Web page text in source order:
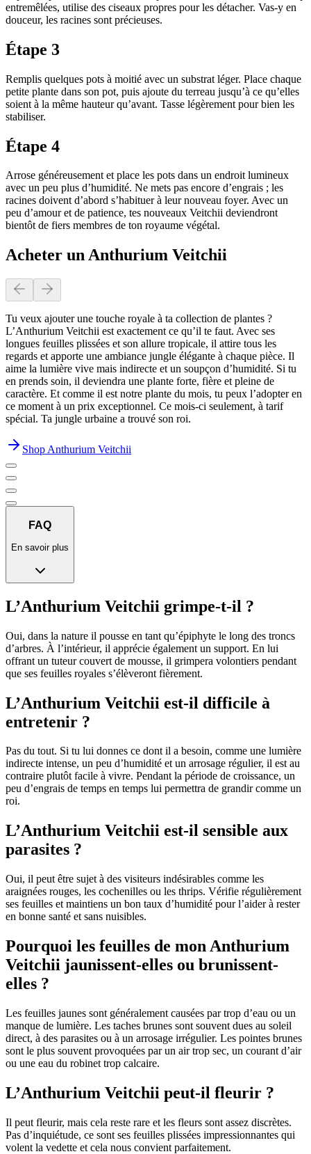
entremêlées, utilise des ciseaux propres pour les détacher. Vas-y en
douceur, les racines sont précieuses.
Étape 3
Remplis quelques pots à moitié avec un substrat léger. Place chaque
petite plante dans son pot, puis ajoute du terreau jusqu’à ce qu’elles
soient à la même hauteur qu’avant. Tasse légèrement pour bien les
stabiliser.
Étape 4
Arrose généreusement et place les pots dans un endroit lumineux
avec un peu plus d’humidité. Ne mets pas encore d’engrais ; les
racines doivent d’abord s’habituer à leur nouveau foyer. Avec un
peu d’amour et de patience, tes nouveaux Veitchii deviendront
bientôt de fiers membres de ton royaume végétal.
Acheter un Anthurium Veitchii
Tu veux ajouter une touche royale à ta collection de plantes ?
L’Anthurium Veitchii est exactement ce qu’il te faut. Avec ses
longues feuilles plissées et son allure tropicale, il attire tous les
regards et apporte une ambiance jungle élégante à chaque pièce. Il
aime la lumière vive mais indirecte et un soupçon d’humidité. Si tu
en prends soin, il deviendra une plante forte, fière et pleine de
caractère. Et comme il est notre plante du mois, tu peux l’adopter en
ce moment à un prix exceptionnel. Ce mois-ci seulement, à tarif
spécial. Ta jungle urbaine a trouvé son roi.
Shop Anthurium Veitchii
FAQ
En savoir plus
L’Anthurium Veitchii grimpe-t-il ?
Oui, dans la nature il pousse en tant qu’épiphyte le long des troncs
d’arbres. À l’intérieur, il apprécie également un support. En lui
offrant un tuteur couvert de mousse, il grimpera volontiers pendant
que ses feuilles royales s’élèveront fièrement.
L’Anthurium Veitchii est-il difficile à
entretenir ?
Pas du tout. Si tu lui donnes ce dont il a besoin, comme une lumière
indirecte intense, un peu d’humidité et un arrosage régulier, il est au
contraire plutôt facile à vivre. Pendant la période de croissance, un
peu d’engrais de temps en temps lui permettra de grandir comme un
roi.
L’Anthurium Veitchii est-il sensible aux
parasites ?
Oui, il peut être sujet à des visiteurs indésirables comme les
araignées rouges, les cochenilles ou les thrips. Vérifie régulièrement
ses feuilles et maintiens un bon taux d’humidité pour l’aider à rester
en bonne santé et sans nuisibles.
Pourquoi les feuilles de mon Anthurium
Veitchii jaunissent-elles ou brunissent-
elles ?
Les feuilles jaunes sont généralement causées par trop d’eau ou un
manque de lumière. Les taches brunes sont souvent dues au soleil
direct, à des parasites ou à un arrosage irrégulier. Les pointes brunes
sont le plus souvent provoquées par un air trop sec, un courant d’air
ou une eau du robinet trop calcaire.
L’Anthurium Veitchii peut-il fleurir ?
Il peut fleurir, mais cela reste rare et les fleurs sont assez discrètes.
Pas d’inquiétude, ce sont ses feuilles plissées impressionnantes qui
volent la vedette et cela nous convient parfaitement.